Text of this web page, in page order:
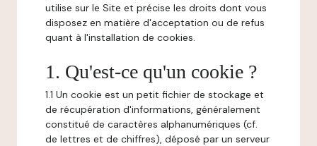
utilise sur le Site et précise les droits dont vous
disposez en matière d'acceptation ou de refus
quant à l'installation de cookies.
1. Qu'est-ce qu'un cookie ?
1.1 Un cookie est un petit fichier de stockage et
de récupération d'informations, généralement
constitué de caractères alphanumériques (cf.
de lettres et de chiffres), déposé par un serveur